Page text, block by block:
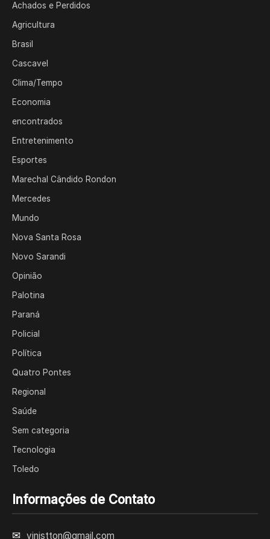
Achados e Perdidos
Agricultura
Brasil
Cascavel
Clima/Tempo
Economia
encontrados
Entretenimento
Esportes
Marechal Cândido Rondon
Mercedes
Mundo
Nova Santa Rosa
Novo Sarandi
Opinião
Palotina
Paraná
Policial
Política
Quatro Pontes
Regional
Saúde
Sem categoria
Tecnologia
Toledo
Informações de Contato
✉ vinistton@gmail.com